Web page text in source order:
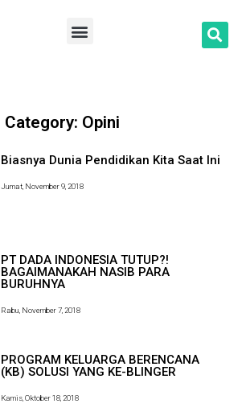
Category: Opini
Biasnya Dunia Pendidikan Kita Saat Ini
Jumat, November 9, 2018
PT DADA INDONESIA TUTUP?!
BAGAIMANAKAH NASIB PARA
BURUHNYA
Rabu, November 7, 2018
PROGRAM KELUARGA BERENCANA
(KB) SOLUSI YANG KE-BLINGER
Kamis, Oktober 18, 2018